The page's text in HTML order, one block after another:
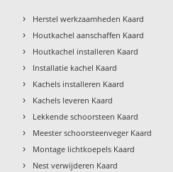
› Herstel werkzaamheden Kaard
› Houtkachel aanschaffen Kaard
› Houtkachel installeren Kaard
› Installatie kachel Kaard
› Kachels installeren Kaard
› Kachels leveren Kaard
› Lekkende schoorsteen Kaard
› Meester schoorsteenveger Kaard
› Montage lichtkoepels Kaard
› Nest verwijderen Kaard